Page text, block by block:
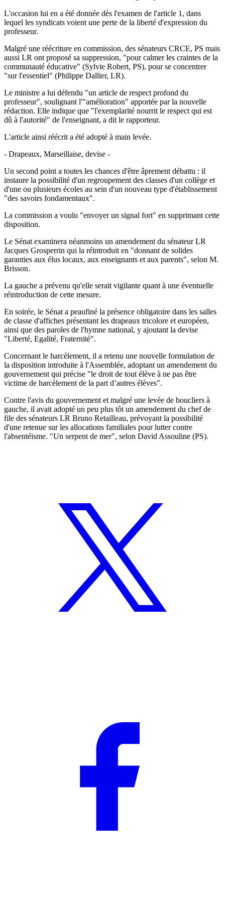
L'occasion lui en a été donnée dès l'examen de l'article 1, dans
lequel les syndicats voient une perte de la liberté d'expression du
professeur.
Malgré une réécriture en commission, des sénateurs CRCE, PS mais
aussi LR ont proposé sa suppression, "pour calmer les craintes de la
communauté éducative" (Sylvie Robert, PS), pour se concentrer
"sur l'essentiel" (Philippe Dallier, LR).
Le ministre a lui défendu "un article de respect profond du
professeur", soulignant l'"amélioration" apportée par la nouvelle
rédaction. Elle indique que "l'exemplarité nourrit le respect qui est
dû à l'autorité" de l'enseignant, a dit le rapporteur.
L'article ainsi réécrit a été adopté à main levée.
- Drapeaux, Marseillaise, devise -
Un second point a toutes les chances d'être âprement débattu : il
instaure la possibilité d'un regroupement des classes d'un collège et
d'une ou plusieurs écoles au sein d'un nouveau type d'établissement
"des savoirs fondamentaux".
La commission a voulu "envoyer un signal fort" en supprimant cette
disposition.
Le Sénat examinera néanmoins un amendement du sénateur LR
Jacques Grosperrin qui la réintroduit en "donnant de solides
garanties aux élus locaux, aux enseignants et aux parents", selon M.
Brisson.
La gauche a prévenu qu'elle serait vigilante quant à une éventuelle
réintroduction de cette mesure.
En soirée, le Sénat a peaufiné la présence obligatoire dans les salles
de classe d'affiches présentant les drapeaux tricolore et européen,
ainsi que des paroles de l'hymne national, y ajoutant la devise
"Liberté, Egalité, Fraternité".
Concernant le harcèlement, il a retenu une nouvelle formulation de
la disposition introduite à l'Assemblée, adoptant un amendement du
gouvernement qui précise "le droit de tout élève à ne pas être
victime de harcèlement de la part d’autres élèves".
Contre l'avis du gouvernement et malgré une levée de boucliers à
gauche, il avait adopté un peu plus tôt un amendement du chef de
file des sénateurs LR Bruno Retailleau, prévoyant la possibilité
d'une retenue sur les allocations familiales pour lutter contre
l'absentéisme. "Un serpent de mer", selon David Assouline (PS).